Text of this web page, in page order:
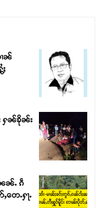
ၼ်
ႁၼ်ၶိုၼ်း
ၼၼ်ႉ ၵဵ
တေႉႁႃႉ